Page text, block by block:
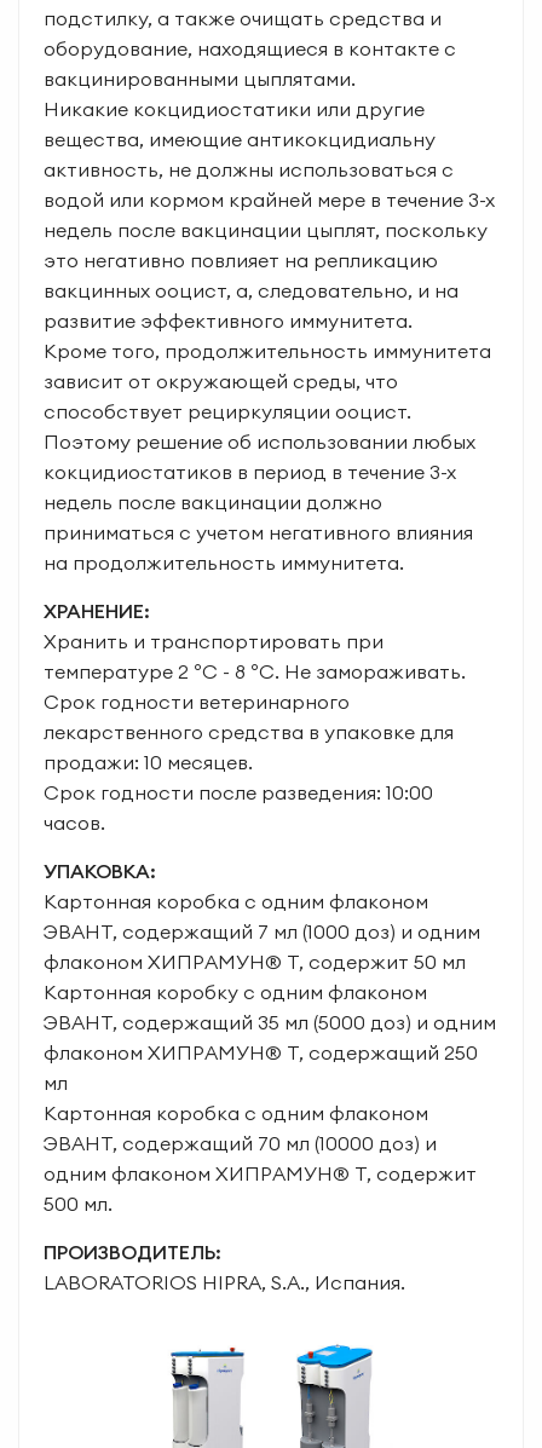
подстилку, а также очищать средства и
оборудование, находящиеся в контакте с
вакцинированными цыплятами.
Никакие кокцидиостатики или другие
вещества, имеющие антикокцидиальну
активность, не должны использоваться с
водой или кормом крайней мере в течение 3-х
недель после вакцинации цыплят, поскольку
это негативно повлияет на репликацию
вакцинных ооцист, а, следовательно, и на
развитие эффективного иммунитета.
Кроме того, продолжительность иммунитета
зависит от окружающей среды, что
способствует рециркуляции ооцист.
Поэтому решение об использовании любых
кокцидиостатиков в период в течение 3-х
недель после вакцинации должно
приниматься с учетом негативного влияния
на продолжительность иммунитета.
ХРАНЕНИЕ:
Хранить и транспортировать при
температуре 2 ºC - 8 ºC. Не замораживать.
Срок годности ветеринарного
лекарственного средства в упаковке для
продажи: 10 месяцев.
Срок годности после разведения: 10:00
часов.
УПАКОВКА:
Картонная коробка с одним флаконом
ЭВАНТ, содержащий 7 мл (1000 доз) и одним
флаконом ХИПРАМУН® T, содержит 50 мл
Картонная коробку с одним флаконом
ЭВАНТ, содержащий 35 мл (5000 доз) и одним
флаконом ХИПРАМУН® T, содержащий 250
мл
Картонная коробка с одним флаконом
ЭВАНТ, содержащий 70 мл (10000 доз) и
одним флаконом ХИПРАМУН® T, содержит
500 мл.
ПРОИЗВОДИТЕЛЬ:
LABORATORIOS HIPRA, S.A., Испания.